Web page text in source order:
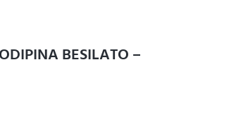
BESILATO –